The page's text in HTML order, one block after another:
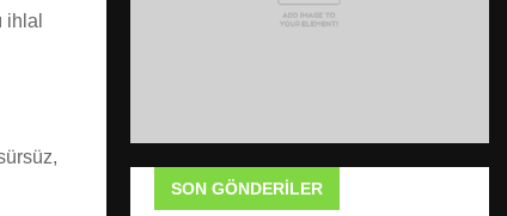
ihlal
SON GÖNDERILER